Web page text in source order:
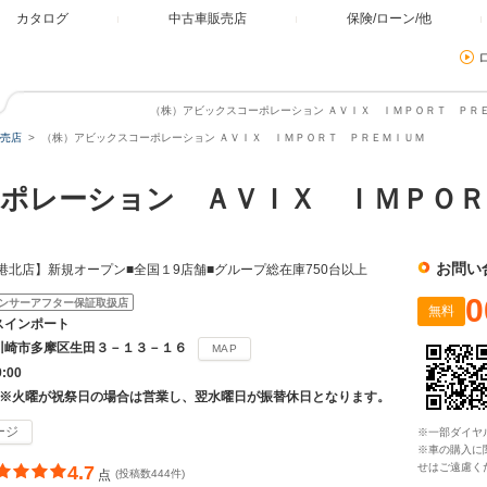
カタログ 中古車販売店 保険/ローン/他
（株）アビックスコーポレーション ＡＶＩＸ ＩＭＰＯＲＴ ＰＲ
店 （株）アビックスコーポレーション ＡＶＩＸ ＩＭＰＯＲＴ ＰＲＥＭＩＵＭ
ポレーション ＡＶＩＸ ＩＭＰＯ
北店】新規オープン■全国１9店舗■グループ総在庫750台以上
サーアフター保証取扱店
ンポート
崎市多摩区生田３－１３－１６
MAP
曜が祝祭日の場合は営業し、翌水曜日が振替休日となります。
ジ
4.7 点 (投稿数444件)
お問い
無料
※一部ダイヤ
※車の購入に
せはご遠慮く